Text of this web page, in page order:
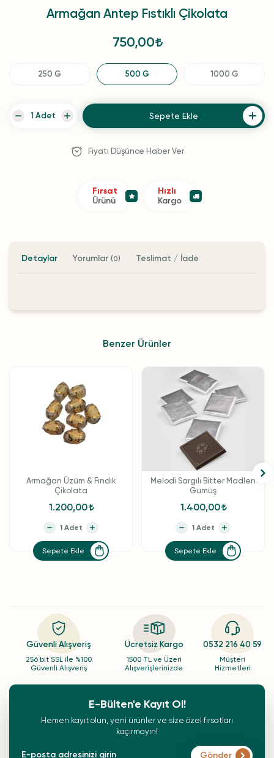
Armağan Antep Fıstıklı Çikolata
750,00
250 G 500 G 1000 G
Sepete Ekle
Fiyatı Düşünce Haber Ver
Fırsat
Ürünü
Hızlı
Kargo
Detaylar Yorumlar (0) Teslimat / İade
Benzer Ürünler
Armağan Üzüm & Fındık
Çikolata
1.200,00
Sepete Ekle
Melodi Sargılı Bitter Madlen
Gümüş
1.400,00
Sepete Ekle
Güvenli Alışveriş
256 bit SSL ile %100
Güvenli Alışveriş
Ücretsiz Kargo
1500 TL ve Üzeri
Alışverişlerinizde
0532 216 40 59
Müşteri
Hizmetleri
E-Bülten'e Kayıt Ol!
Hemen kayıt olun, yeni ürünler ve size özel fırsatları
kaçırmayın!
Gönder